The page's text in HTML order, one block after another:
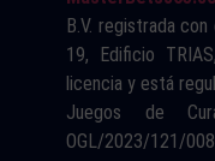
B.V. registrada
19, Edificio
licencia y está
Juegos de
OGL/2023/121/